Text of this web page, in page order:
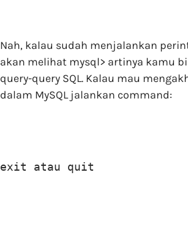
Nah, kalau sudah menjalankan
akan melihat mysql> artinya kamu
query-query SQL. Kalau mau
dalam MySQL jalankan command:
exit atau quit